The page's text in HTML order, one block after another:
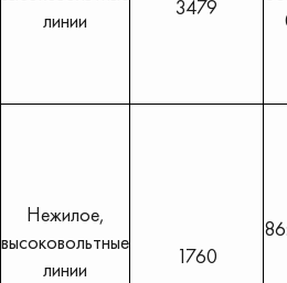
линии
3479
Нежилое,
высоковольтные
линии
1760